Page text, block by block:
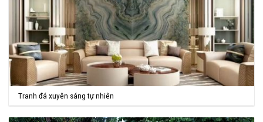
Tranh đá xuyên sáng tự nhiên